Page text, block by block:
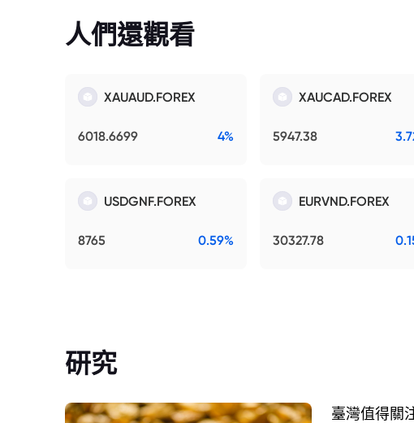
人們還觀看
XAUAUD.FOREX
6018.6699 4%
XAUCAD.FOREX
5947.38
USDGNF.FOREX
8765 0.59%
EURVND.FOREX
30327.78
研究
臺灣值得關